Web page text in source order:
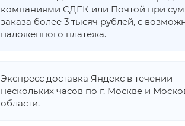
компаниями СДЕК или Почтой при
заказа более 3 тысяч рублей, с
наложенного платежа.
Экспресс доставка Яндекс в течении
нескольких часов по г. Москве и
области.